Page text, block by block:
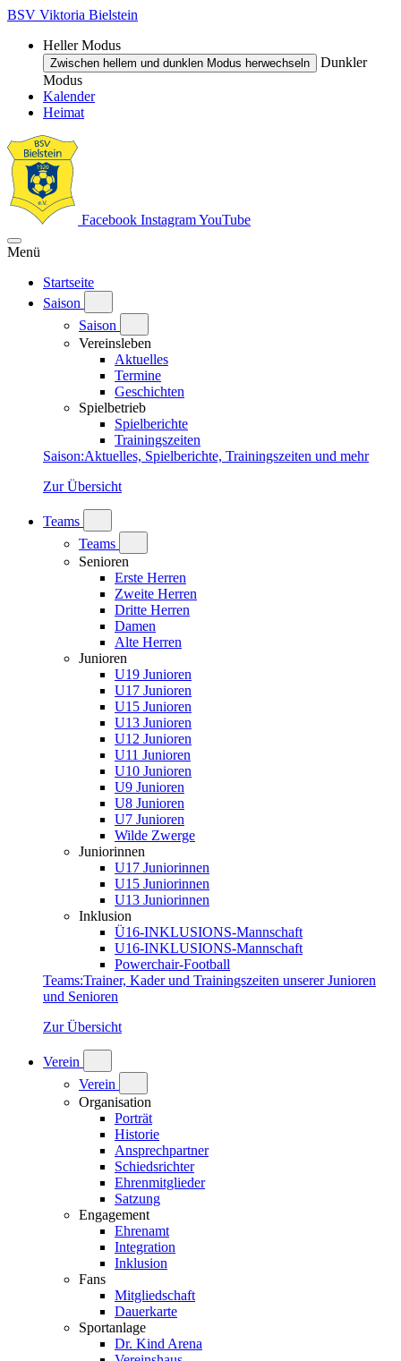
BSV Viktoria Bielstein
Heller Modus
Zwischen hellem und dunklen Modus herwechseln
Dunkler
Modus
Kalender
Heimat
Facebook InstagramYouTube
Menü
Startseite
Saison
Saison
Vereinsleben
Aktuelles
Termine
Geschichten
Spielbetrieb
Spielberichte
Trainingszeiten
Saison:Aktuelles, Spielberichte, Trainingszeiten und mehr
Zur Übersicht
Teams
Teams
Senioren
Erste Herren
Zweite Herren
Dritte Herren
Damen
Alte Herren
Junioren
U19 Junioren
U17 Junioren
U15 Junioren
U13 Junioren
U12 Junioren
U11 Junioren
U10 Junioren
U9 Junioren
U8 Junioren
U7 Junioren
Wilde Zwerge
Juniorinnen
U17 Juniorinnen
U15 Juniorinnen
U13 Juniorinnen
Inklusion
Ü16-INKLUSIONS-Mannschaft
U16-INKLUSIONS-Mannschaft
Powerchair-Football
Teams:Trainer, Kader und Trainingszeiten unserer Junioren
und Senioren
Zur Übersicht
Verein
Verein
Organisation
Porträt
Historie
Ansprechpartner
Schiedsrichter
Ehrenmitglieder
Satzung
Engagement
Ehrenamt
Integration
Inklusion
Fans
Mitgliedschaft
Dauerkarte
Sportanlage
Dr. Kind Arena